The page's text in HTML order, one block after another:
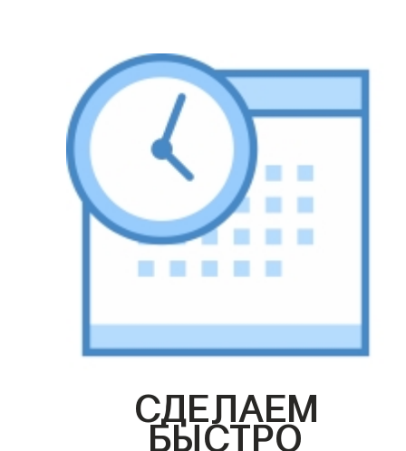
СДЕЛАЕМ
БЫСТРО